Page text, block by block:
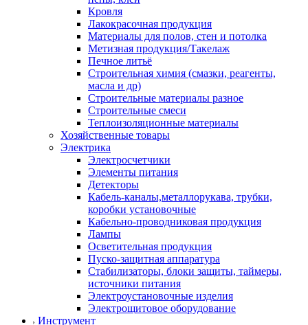
Кровля
Лакокрасочная продукция
Материалы для полов, стен и потолка
Метизная продукция/Такелаж
Печное литьё
Строительная химия (смазки, реагенты,
масла и др)
Строительные материалы разное
Строительные смеси
Теплоизоляционные материалы
Хозяйственные товары
Электрика
Электросчетчики
Элементы питания
Детекторы
Кабель-каналы,металлорукава, трубки,
коробки установочные
Кабельно-проводниковая продукция
Лампы
Осветительная продукция
Пуско-защитная аппаратура
Стабилизаторы, блоки защиты, таймеры,
источники питания
Электроустановочные изделия
Электрощитовое оборудование
Инструмент